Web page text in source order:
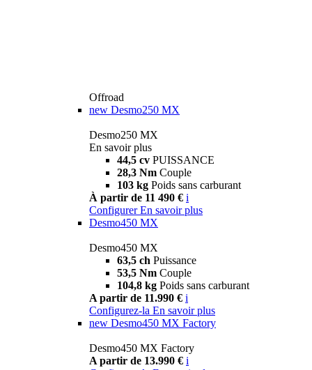
Offroad
new Desmo250 MX
Desmo250 MX
En savoir plus
44,5 cv PUISSANCE
28,3 Nm Couple
103 kg Poids sans carburant
À partir de 11 490 € i
Configurer En savoir plus
Desmo450 MX
Desmo450 MX
63,5 ch Puissance
53,5 Nm Couple
104,8 kg Poids sans carburant
A partir de 11.990 € i
Configurez-la En savoir plus
new Desmo450 MX Factory
Desmo450 MX Factory
A partir de 13.990 € i